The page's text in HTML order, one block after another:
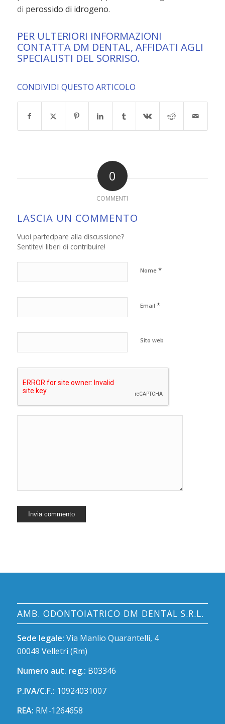
di perossido di idrogeno.
PER ULTERIORI INFORMAZIONI
CONTATTA DM DENTAL, AFFIDATI AGLI
SPECIALISTI DEL SORRISO.
CONDIVIDI QUESTO ARTICOLO
0
COMMENTI
LASCIA UN COMMENTO
Vuoi partecipare alla discussione?
Sentitevi liberi di contribuire!
Nome *
Email *
Sito web
AMB. ODONTOIATRICO DM DENTAL S.R.L.
Sede legale: Via Manlio Quarantelli, 4
00049 Velletri (Rm)
Numero aut. reg.: B03346
P.IVA/C.F.: 10924031007
REA: RM-1264658